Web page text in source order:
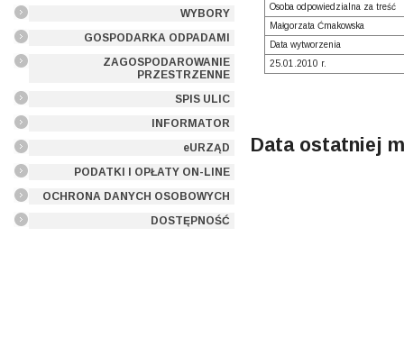
WYBORY
GOSPODARKA ODPADAMI
ZAGOSPODAROWANIE
PRZESTRZENNE
SPIS ULIC
INFORMATOR
eURZĄD
PODATKI I OPŁATY ON-LINE
OCHRONA DANYCH OSOBOWYCH
DOSTĘPNOŚĆ
Osoba odpowiedzialna za treść
Małgorzata Ćmakowska
Data wytworzenia
25.01.2010 r.
Data ostatniej